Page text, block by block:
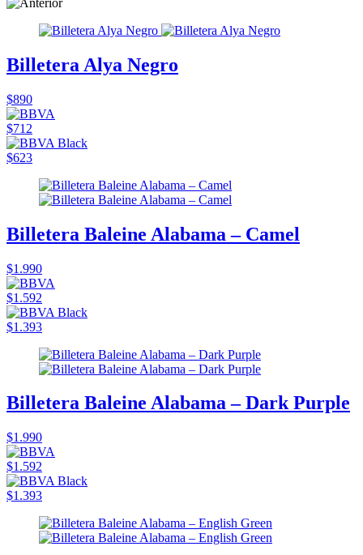
Billetera Alya Negro
$890
$712
$623
Billetera Baleine Alabama – Camel
$1.990
$1.592
$1.393
Billetera Baleine Alabama – Dark Purple
$1.990
$1.592
$1.393